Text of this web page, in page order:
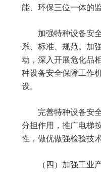
能、环保三位一体的
加强特种设备安
系、标准、规范。加
动，深入开展危化品
种设备安全保障工作
设。
完善特种设备安
分担作用，推广电梯
性，做优做强检验技
（四）加强工业